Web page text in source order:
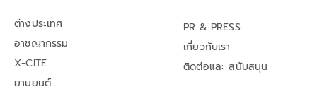
ต่างประเทศ
อาชญากรรม
X-CITE
ยานยนต์
PR & PRESS
เกี่ยวกับเรา
ติดต่อและ สนับสนุน